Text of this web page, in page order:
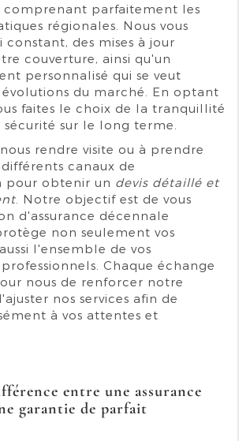
comprenant parfaitement les
régionales. Nous vous
constant, des mises à jour
couverture, ainsi qu'un
personnalisé qui se veut
du marché. En optant
faites le choix de la tranquillité
sur le long terme.
rendre visite ou à prendre
canaux de
pour obtenir un devis détaillé et
. Notre objectif est de vous
d'assurance décennale
non seulement vos
l'ensemble de vos
Chaque échange
nous de renforcer notre
nos services afin de
à vos attentes et
entre une assurance
garantie de parfait